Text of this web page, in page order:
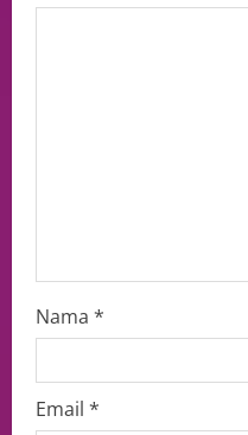
Nama *
Email *